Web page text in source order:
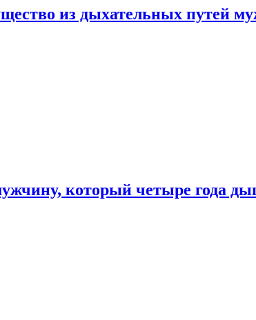
из дыхательных путей
который четыре года